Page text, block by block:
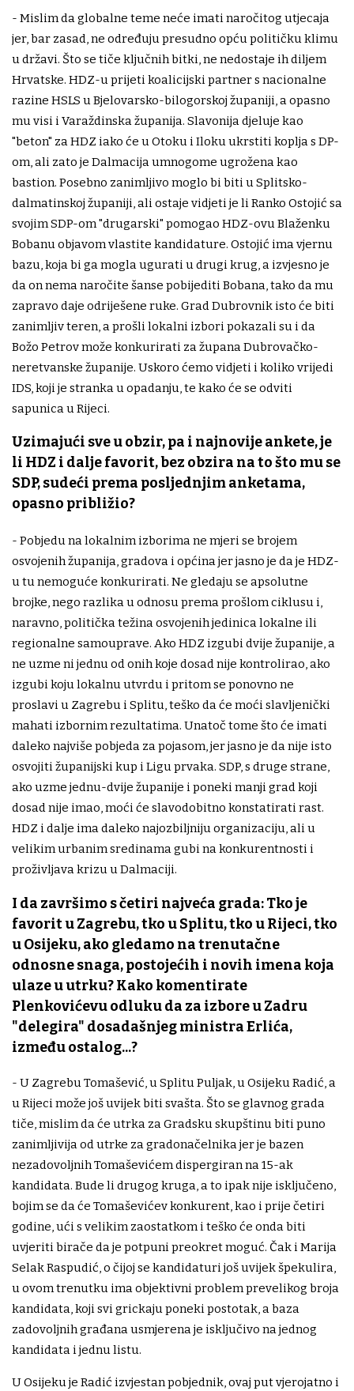
- Mislim da globalne teme neće imati naročitog utjecaja
jer, bar zasad, ne određuju presudno opću političku klimu
u državi. Što se tiče ključnih bitki, ne nedostaje ih diljem
Hrvatske. HDZ-u prijeti koalicijski partner s nacionalne
razine HSLS u Bjelovarsko-bilogorskoj županiji, a opasno
mu visi i Varaždinska županija. Slavonija djeluje kao
"beton" za HDZ iako će u Otoku i Iloku ukrstiti koplja s DP-
om, ali zato je Dalmacija umnogome ugrožena kao
bastion. Posebno zanimljivo moglo bi biti u Splitsko-
dalmatinskoj županiji, ali ostaje vidjeti je li Ranko Ostojić sa
svojim SDP-om "drugarski" pomogao HDZ-ovu Blaženku
Bobanu objavom vlastite kandidature. Ostojić ima vjernu
bazu, koja bi ga mogla ugurati u drugi krug, a izvjesno je
da on nema naročite šanse pobijediti Bobana, tako da mu
zapravo daje odriješene ruke. Grad Dubrovnik isto će biti
zanimljiv teren, a prošli lokalni izbori pokazali su i da
Božo Petrov može konkurirati za župana Dubrovačko-
neretvanske županije. Uskoro ćemo vidjeti i koliko vrijedi
IDS, koji je stranka u opadanju, te kako će se odviti
sapunica u Rijeci.
Uzimajući sve u obzir, pa i najnovije ankete, je
li HDZ i dalje favorit, bez obzira na to što mu se
SDP, sudeći prema posljednjim anketama,
opasno približio?
- Pobjedu na lokalnim izborima ne mjeri se brojem
osvojenih županija, gradova i općina jer jasno je da je HDZ-
u tu nemoguće konkurirati. Ne gledaju se apsolutne
brojke, nego razlika u odnosu prema prošlom ciklusu i,
naravno, politička težina osvojenih jedinica lokalne ili
regionalne samouprave. Ako HDZ izgubi dvije županije, a
ne uzme ni jednu od onih koje dosad nije kontrolirao, ako
izgubi koju lokalnu utvrdu i pritom se ponovno ne
proslavi u Zagrebu i Splitu, teško da će moći slavljenički
mahati izbornim rezultatima. Unatoč tome što će imati
daleko najviše pobjeda za pojasom, jer jasno je da nije isto
osvojiti županijski kup i Ligu prvaka. SDP, s druge strane,
ako uzme jednu-dvije županije i poneki manji grad koji
dosad nije imao, moći će slavodobitno konstatirati rast.
HDZ i dalje ima daleko najozbiljniju organizaciju, ali u
velikim urbanim sredinama gubi na konkurentnosti i
proživljava krizu u Dalmaciji.
I da završimo s četiri najveća grada: Tko je
favorit u Zagrebu, tko u Splitu, tko u Rijeci, tko
u Osijeku, ako gledamo na trenutačne
odnosne snaga, postojećih i novih imena koja
ulaze u utrku? Kako komentirate
Plenkovićevu odluku da za izbore u Zadru
"delegira" dosadašnjeg ministra Erlića,
između ostalog...?
- U Zagrebu Tomašević, u Splitu Puljak, u Osijeku Radić, a
u Rijeci može još uvijek biti svašta. Što se glavnog grada
tiče, mislim da će utrka za Gradsku skupštinu biti puno
zanimljivija od utrke za gradonačelnika jer je bazen
nezadovoljnih Tomaševićem dispergiran na 15-ak
kandidata. Bude li drugog kruga, a to ipak nije isključeno,
bojim se da će Tomaševićev konkurent, kao i prije četiri
godine, ući s velikim zaostatkom i teško će onda biti
uvjeriti birače da je potpuni preokret moguć. Čak i Marija
Selak Raspudić, o čijoj se kandidaturi još uvijek špekulira,
u ovom trenutku ima objektivni problem prevelikog broja
kandidata, koji svi grickaju poneki postotak, a baza
zadovoljnih građana usmjerena je isključivo na jednog
kandidata i jednu listu.
U Osijeku je Radić izvjestan pobjednik, ovaj put vjerojatno i